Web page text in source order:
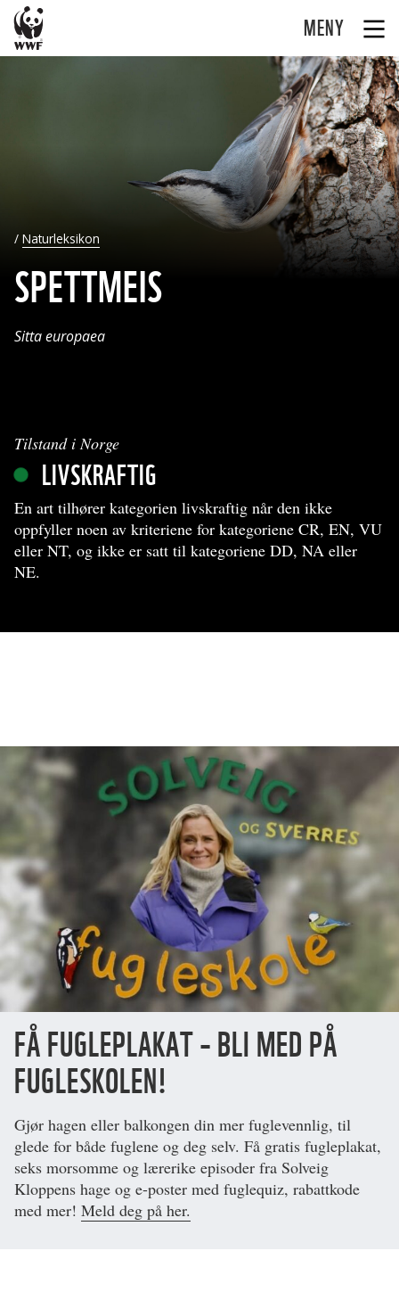
MENY
Naturleksikon
SPETTMEIS
Sitta europaea
Tilstand i Norge
LIVSKRAFTIG
En art tilhører kategorien livskraftig når den ikke
oppfyller noen av kriteriene for kategoriene CR, EN, VU
eller NT, og ikke er satt til kategoriene DD, NA eller
NE.
FÅ FUGLEPLAKAT – BLI MED PÅ
FUGLESKOLEN!
Gjør hagen eller balkongen din mer fuglevennlig, til
glede for både fuglene og deg selv. Få gratis fugleplakat,
seks morsomme og lærerike episoder fra Solveig
Kloppens hage og e-poster med fuglequiz, rabattkode
med mer! Meld deg på her.